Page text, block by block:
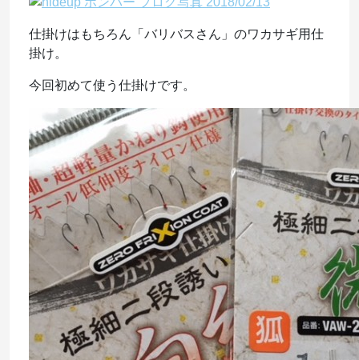
仕掛けはもちろん「バリバスさん」のワカサギ用仕
掛け。
今回初めて使う仕掛けです。